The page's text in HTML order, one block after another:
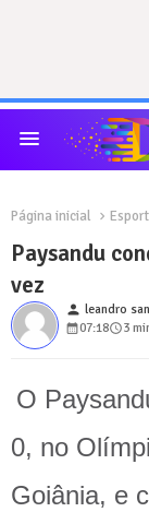
Página inicial
Paysandu
vez
person leandro
07:18
3
O
0, no
Goiânia, e